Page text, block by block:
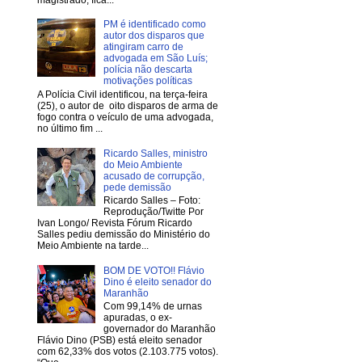
PM é identificado como
autor dos disparos que
atingiram carro de
advogada em São Luís;
polícia não descarta
motivações políticas
A Polícia Civil identificou, na terça-feira
(25), o autor de oito disparos de arma de
fogo contra o veículo de uma advogada,
no último fim ...
Ricardo Salles, ministro
do Meio Ambiente
acusado de corrupção,
pede demissão
Ricardo Salles – Foto:
Reprodução/Twitte Por
Ivan Longo/ Revista Fórum Ricardo
Salles pediu demissão do Ministério do
Meio Ambiente na tarde...
BOM DE VOTO!! Flávio
Dino é eleito senador do
Maranhão
Com 99,14% de urnas
apuradas, o ex-
governador do Maranhão
Flávio Dino (PSB) está eleito senador
com 62,33% dos votos (2.103.775 votos).